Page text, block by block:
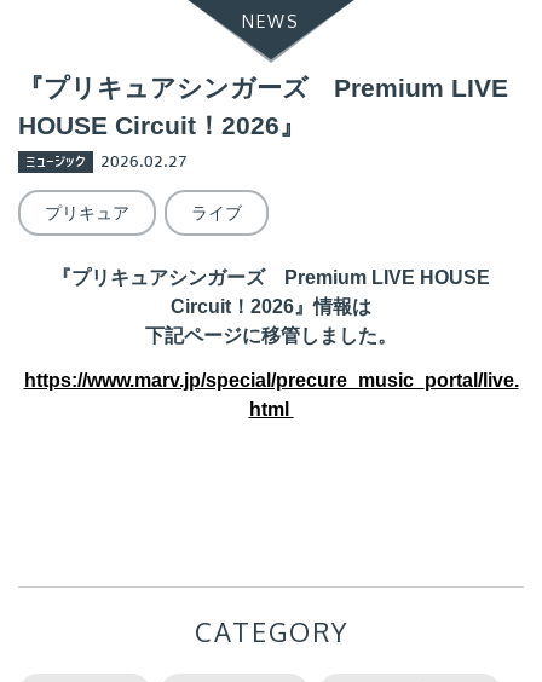
NEWS
『プリキュアシンガーズ Premium LIVE
HOUSE Circuit！2026』
ミュージック 2026.02.27
プリキュア ライブ
『プリキュアシンガーズ Premium LIVE HOUSE
Circuit！2026』情報は
下記ページに移管しました。
https://www.marv.jp/special/precure_music_portal/live.
html
CATEGORY